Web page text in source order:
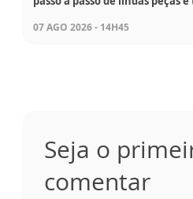
07 AGO 2026 - 14H45
Seja o
comentar